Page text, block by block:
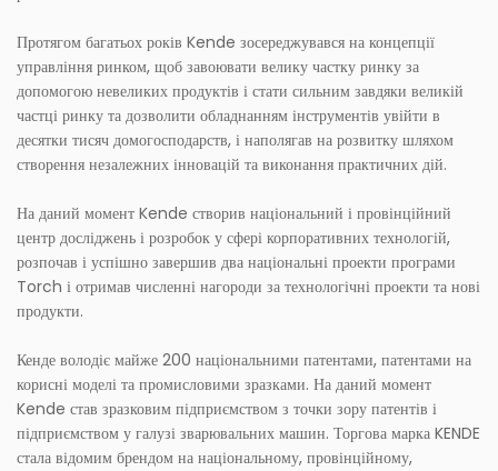
Протягом багатьох років Kende зосереджувався на концепції
управління ринком, щоб завоювати велику частку ринку за
допомогою невеликих продуктів і стати сильним завдяки великій
частці ринку та дозволити обладнанням інструментів увійти в
десятки тисяч домогосподарств, і наполягав на розвитку шляхом
створення незалежних інновацій та виконання практичних дій.
На даний момент Kende створив національний і провінційний
центр досліджень і розробок у сфері корпоративних технологій,
розпочав і успішно завершив два національні проекти програми
Torch і отримав численні нагороди за технологічні проекти та нові
продукти.
Кенде володіє майже 200 національними патентами, патентами на
корисні моделі та промисловими зразками. На даний момент
Kende став зразковим підприємством з точки зору патентів і
підприємством у галузі зварювальних машин. Торгова марка KENDE
стала відомим брендом на національному, провінційному,